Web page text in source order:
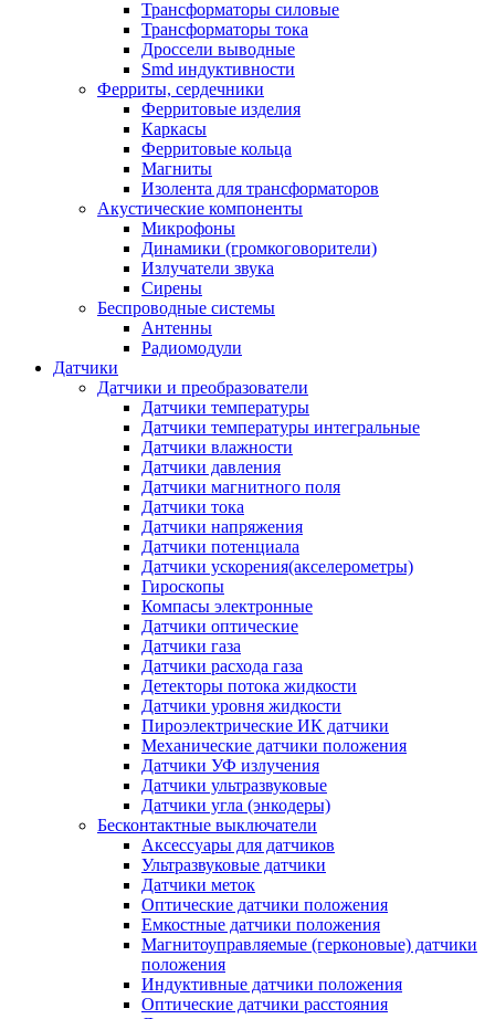
Трансформаторы силовые
Трансформаторы тока
Дроссели выводные
Smd индуктивности
Ферриты, сердечники
Ферритовые изделия
Каркасы
Ферритовые кольца
Магниты
Изолента для трансформаторов
Акустические компоненты
Микрофоны
Динамики (громкоговорители)
Излучатели звука
Сирены
Беспроводные системы
Антенны
Радиомодули
Датчики
Датчики и преобразователи
Датчики температуры
Датчики температуры интегральные
Датчики влажности
Датчики давления
Датчики магнитного поля
Датчики тока
Датчики напряжения
Датчики потенциала
Датчики ускорения(акселерометры)
Гироскопы
Компасы электронные
Датчики оптические
Датчики газа
Датчики расхода газа
Детекторы потока жидкости
Датчики уровня жидкости
Пироэлектрические ИК датчики
Механические датчики положения
Датчики УФ излучения
Датчики ультразвуковые
Датчики угла (энкодеры)
Бесконтактные выключатели
Аксессуары для датчиков
Ультразвуковые датчики
Датчики меток
Оптические датчики положения
Емкостные датчики положения
Магнитоуправляемые (герконовые) датчики
положения
Индуктивные датчики положения
Оптические датчики расстояния